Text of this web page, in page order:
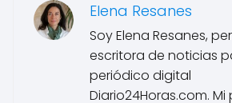
Elena Resanes
Soy Elena Resanes,
escritora de noticias
periódico digital
Diario24Horas.com.